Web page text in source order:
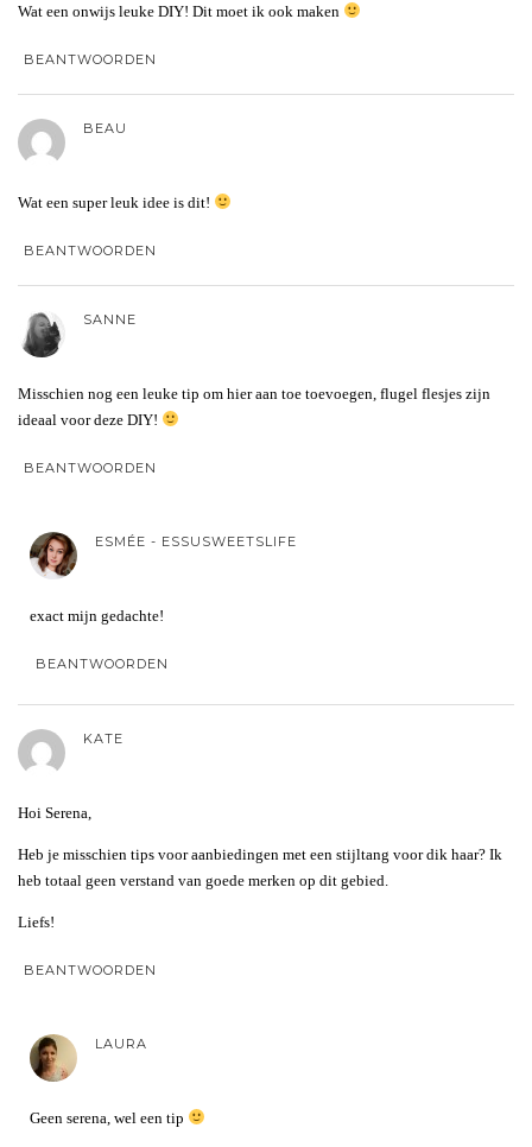
Wat een onwijs leuke DIY! Dit moet ik ook maken
BEANTWOORDEN
BEAU
Wat een super leuk idee is dit!
BEANTWOORDEN
SANNE
Misschien nog een leuke tip om hier aan toe toevoegen, flugel flesjes zijn
ideaal voor deze DIY!
BEANTWOORDEN
ESMÉE - ESSUSWEETSLIFE
exact mijn gedachte!
BEANTWOORDEN
KATE
Hoi Serena,
Heb je misschien tips voor aanbiedingen met een stijltang voor dik haar? Ik
heb totaal geen verstand van goede merken op dit gebied.
Liefs!
BEANTWOORDEN
LAURA
Geen serena, wel een tip